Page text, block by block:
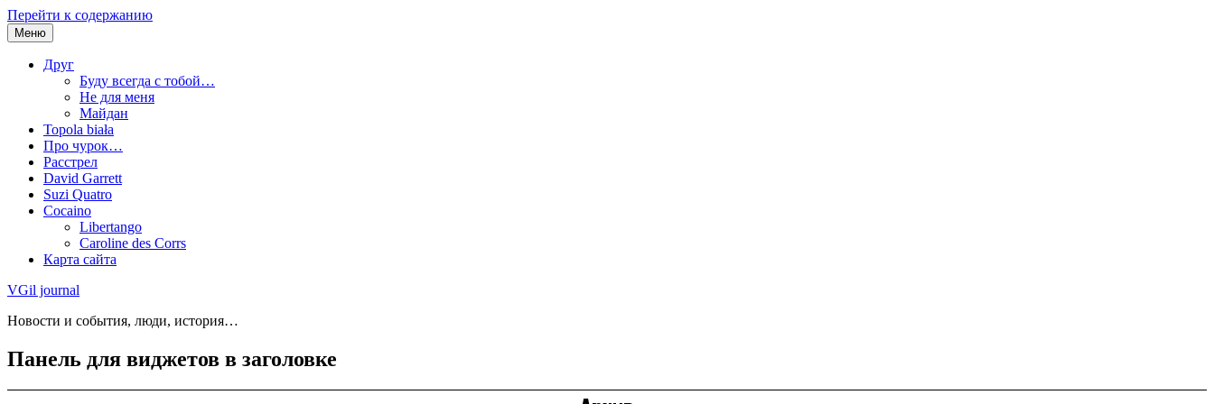
Перейти к содержанию
Меню
Друг
Буду всегда с тобой…
Не для меня
Майдан
Topola biała
Про чурок…
Расстрел
David Garrett
Suzi Quatro
Cocaino
Libertango
Caroline des Corrs
Карта сайта
VGil journal
Новости и события, люди, история…
Панель для виджетов в заголовке